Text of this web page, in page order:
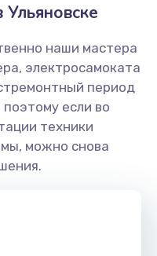
диска
наши мастера
электросамоката
период
если во
техники
можно снова